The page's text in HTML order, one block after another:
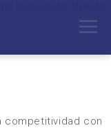
competitividad con